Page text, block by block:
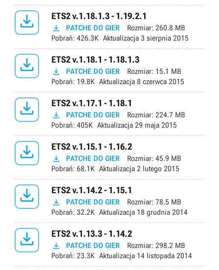
 ETS2 v.1.18.1.3 - 1.19.2.1
 PATCHE DO GIER Rozmiar: 260.8 MB
Pobrań: 426.3K Aktualizacja 3 sierpnia 2015
 ETS2 v.1.18.1 - 1.18.1.3
 PATCHE DO GIER Rozmiar: 15.1 MB
Pobrań: 19.8K Aktualizacja 8 czerwca 2015
 ETS2 v.1.17.1 - 1.18.1
 PATCHE DO GIER Rozmiar: 224.7 MB
Pobrań: 405K Aktualizacja 29 maja 2015
 ETS2 v.1.15.1 - 1.16.2
 PATCHE DO GIER Rozmiar: 45.9 MB
Pobrań: 68.1K Aktualizacja 2 lutego 2015
 ETS2 v.1.14.2 - 1.15.1
 PATCHE DO GIER Rozmiar: 78.5 MB
Pobrań: 32.2K Aktualizacja 18 grudnia 2014
 ETS2 v.1.13.3 - 1.14.2
 PATCHE DO GIER Rozmiar: 298.2 MB
Pobrań: 23.3K Aktualizacja 14 listopada 2014